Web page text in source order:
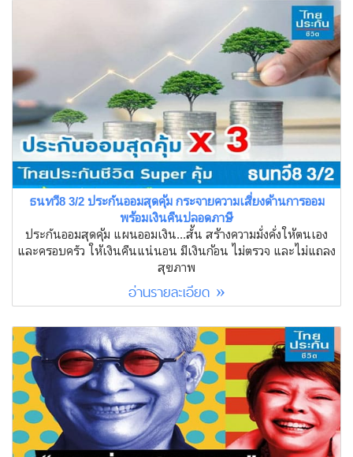
ธนทวี8 3/2 ประกันออมสุดคุ้ม กระจายความเสี่ยงด้านการออม
พร้อมเงินคืนปลอดภาษี
ประกันออมสุดคุ้ม แผนออมเงิน...สั้น สร้างความมั่งคั่งให้ตนเอง
และครอบครัว ให้เงินคืนแน่นอน มีเงินก้อน ไม่ตรวจ และไม่แถลง
สุขภาพ
อ่านรายละเอียด »